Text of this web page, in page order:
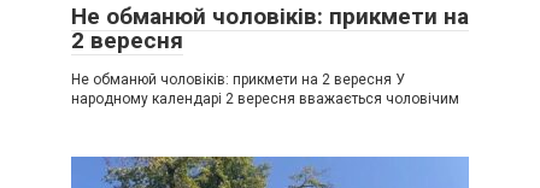
Не обманюй чоловіків: прикмети на
2 вересня
Не обманюй чоловіків: прикмети на 2 вересня У
народному календарі 2 вересня вважається чоловічим